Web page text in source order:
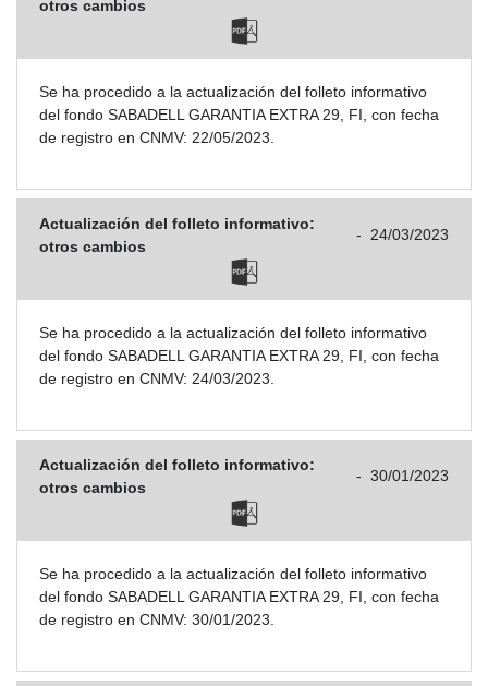
otros cambios
Se ha procedido a la actualización del folleto informativo
del fondo SABADELL GARANTIA EXTRA 29, FI, con fecha
de registro en CNMV: 22/05/2023.
Actualización del folleto informativo:
otros cambios
- 24/03/2023
Se ha procedido a la actualización del folleto informativo
del fondo SABADELL GARANTIA EXTRA 29, FI, con fecha
de registro en CNMV: 24/03/2023.
Actualización del folleto informativo:
otros cambios
- 30/01/2023
Se ha procedido a la actualización del folleto informativo
del fondo SABADELL GARANTIA EXTRA 29, FI, con fecha
de registro en CNMV: 30/01/2023.